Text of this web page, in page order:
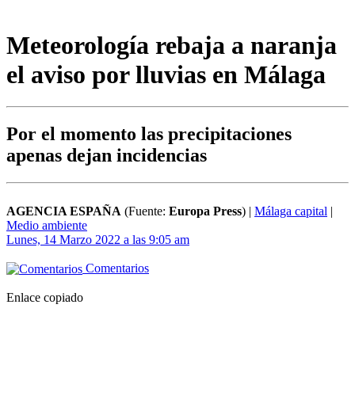
Meteorología rebaja a naranja
el aviso por lluvias en Málaga
Por el momento las precipitaciones
apenas dejan incidencias
AGENCIA ESPAÑA (Fuente: Europa Press) | Málaga capital |
Medio ambiente
Lunes, 14 Marzo 2022 a las 9:05 am
Comentarios
Enlace copiado